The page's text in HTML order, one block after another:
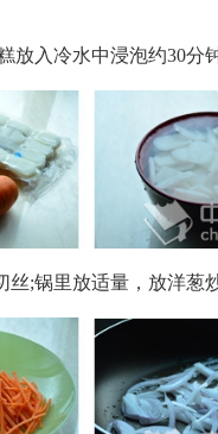
入冷水中浸泡约30分
;锅里放适量，放洋葱